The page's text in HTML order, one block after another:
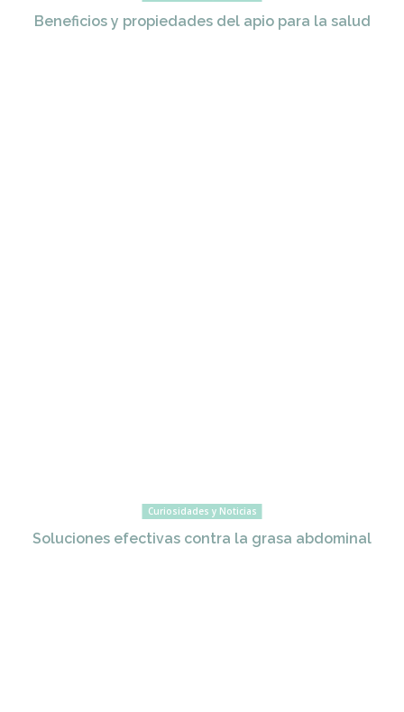
Beneficios y propiedades del apio para la salud
Curiosidades y Noticias
Soluciones efectivas contra la grasa abdominal